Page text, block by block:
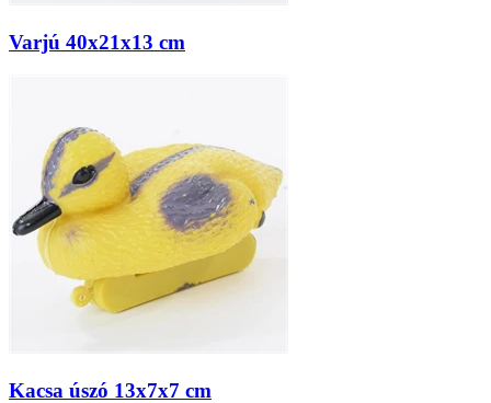
Varjú 40x21x13 cm
Kacsa úszó 13x7x7 cm